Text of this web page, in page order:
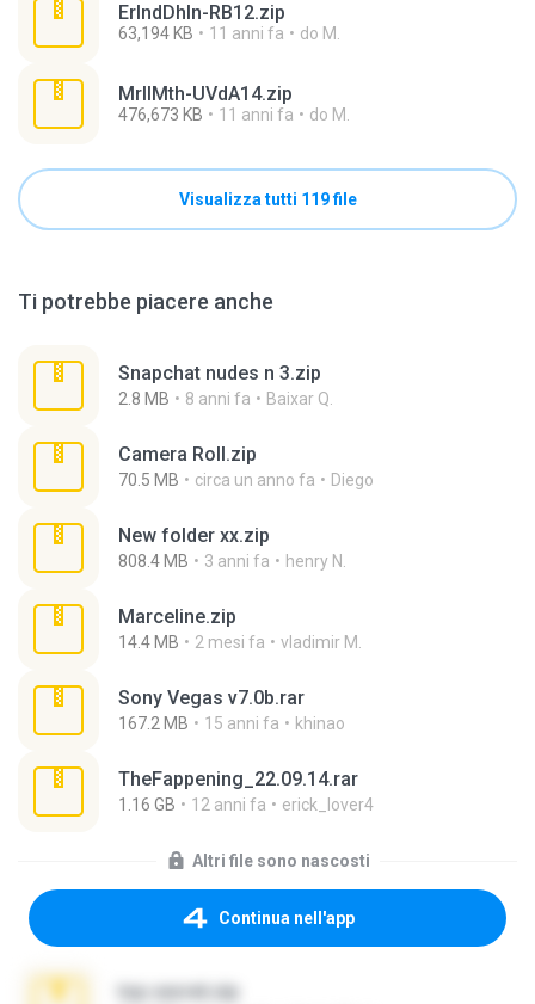
ErlndDhln-RB12.zip
63,194 KB 11 anni fa do M.
MrllMth-UVdA14.zip
476,673 KB 11 anni fa do M.
Visualizza tutti 119 file
Ti potrebbe piacere anche
Snapchat nudes n 3.zip
2.8 MB 8 anni fa Baixar Q.
Camera Roll.zip
70.5 MB circa un anno fa Diego
New folder xx.zip
808.4 MB 3 anni fa henry N.
Marceline.zip
14.4 MB 2 mesi fa vladimir M.
Sony Vegas v7.0b.rar
167.2 MB 15 anni fa khinao
TheFappening_22.09.14.rar
1.16 GB 12 anni fa erick_lover4
Altri file sono nascosti
Continua nell'app
top secret.zip